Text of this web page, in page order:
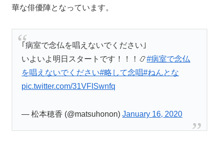
華な俳優陣となっています。
｢病室で念仏を唱えないでください｣
いよいよ明日スタートです！！！📿#病室で念仏
を唱えないでください#略して念唱#ねんとな
pic.twitter.com/31VFISwnfq
— 松本穂香 (@matsuhonon)January 16, 2020